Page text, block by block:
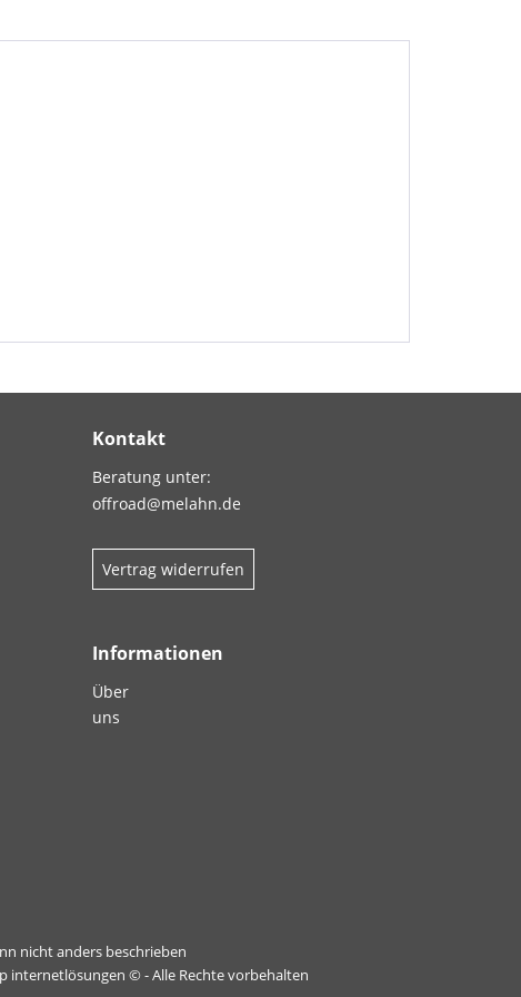
Kontakt
Beratung unter:
offroad@melahn.de
Vertrag widerrufen
Informationen
Über
uns
nicht anders beschrieben
internetlösungen © - Alle Rechte vorbehalten